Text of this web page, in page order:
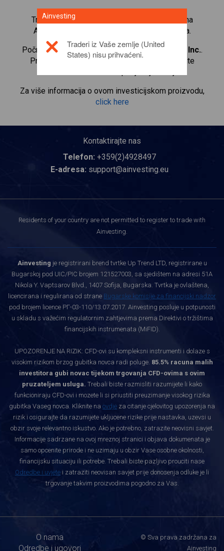
Trgujte s više od 1000 međunarodnih udjela na
Ainvesting platformi za trgovanje CFD-ovima.
Počnite trgovati CFD-ovima naMercadoLibre, Inc..
Primajte kotacije u stvarnom vremenu i primajte
Za više informacija o ovom investicijskom proizvodu,
click here
Kontaktirajte nas
Telefon: +359(2)4928497
E-adresa: support@ainvesting.eu
Residents of your country are not permitted to register to trade with
Ainvesting.
Ainvesting je registrirani brend tvrtke Up Trend LTD, registrirane u
Bugarskoj pod UIC/PIC brojem 121527003, sa sjedištem na adresi 51A
Nikola Y. Vaptsarov Blvd., 1407 Sofija, Bugarska. Tvrtka je ovlaštena,
licencirana i regulirana od strane Bugarske komisije za financijski nadzor
pod brojem licence РГ-03-110/13.07.2017. Ainvesting posluje u potpunosti
u skladu s važećim regulatornim zahtjevima prema Direktivi o tržištima
financijskih instrumenata (MiFID).
UPOZORENJE NA RIZIK: CFD-ovi su kompleksni instrumenti i dolaze s
visokim rizikom brzog gubitka novca radi poluge. 85.5% racuna malih
investitora gubi novac tijekom trgovanja CFD-ovima s ovim
pruzateljem usluga. Trebali biste razmisliti razumijete li kako
funkcioniraju CFD-ovi i mozete li si priustiti preuzimanje visokog rizika
gubitka Vaseg novca. Kliknite na ovdje za citanje cjelovitog upozorenja na
rizik i osigurajte da razumijete ukljucene rizike prije nastavka, uzevsi u
obzir svoje relevantno iskustvo. Ako je potrebno, zatrazite neovisni savjet.
Informacije sadrzane na ovoj mreznoj stranici i objava dokumenata je
samo opcenite prirode i ne uzimaju u obzir Vase osobne okolnosti,
financijsku situaciju ili potrebe. Trebali biste pazljivo prouciti nase
Odredbe i uvjete i zatraziti neovisan savjet prije donosenja odluke je li
trgovanje takvim proizvodima pogodno za Vas.
O nama
Odredbe i ugovori
© Sva prava zadržana za
Ainvesting
Ainvesting
Traderi iz Vaše zemlje (United
States) nisu prihvaćeni.